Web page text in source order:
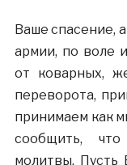
Ваше спасение,
армии, по воле
от коварных,
переворота,
принимаем как
сообщить,
молитвы. Пусть